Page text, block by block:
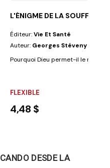
L'ÉNIGME DE LA
Éditeur:Vie Et Santé
Auteur: Georges Stéveny
Pourquoi Dieu permet-il le mal
FLEXIBLE
4,48 $
DESDE LA